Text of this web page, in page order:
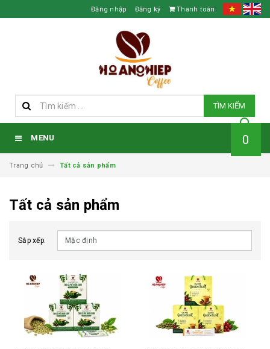
Đăng nhập Đăng ký Thanh toán
TÌM KIẾM
MENU 0
Trang chủ Tất cả sản phẩm
Tất cả sản phẩm
Sắp xếp: